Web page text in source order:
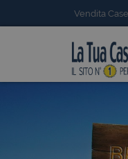
Vendita